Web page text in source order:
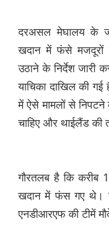
दरअसल मेघालय के
खदान में फंसे
उठाने के निर्देश जारी
याचिका दाखिल की
में ऐसे मामलों से निपटने
चाहिए और थाईलैंड की
गौरतलब है कि करीब
खदान में फंस गए थे।
एनडीआरएफ की टीमें